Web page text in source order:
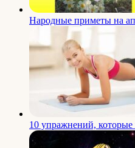
Народные приметы на
10 упражнений, которые